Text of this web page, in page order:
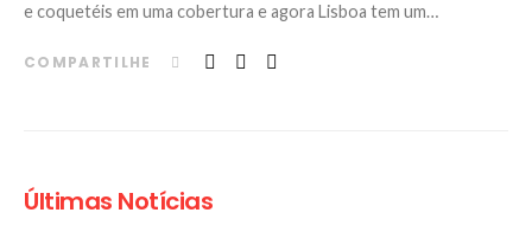
e coquetéis em uma cobertura e agora Lisboa tem um…
COMPARTILHE
Últimas Notícias